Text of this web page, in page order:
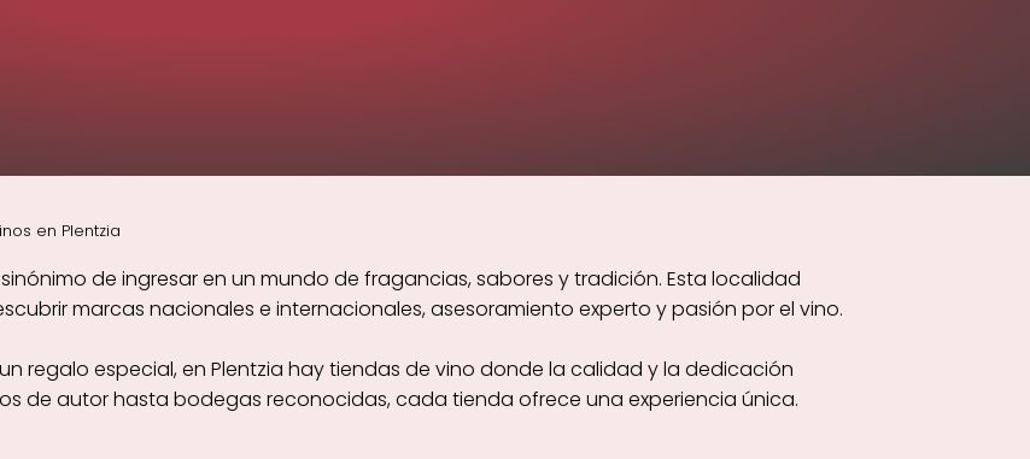
en Plentzia
de ingresar en un mundo de fragancias, sabores y tradición. Esta localidad
marcas nacionales e internacionales, asesoramiento experto y pasión por el vino.
regalo especial, en Plentzia hay tiendas de vino donde la calidad y la dedicación
de autor hasta bodegas reconocidas, cada tienda ofrece una experiencia única.